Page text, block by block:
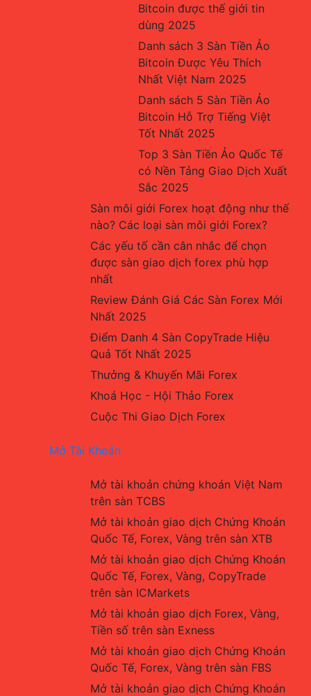
Bitcoin được thế giới tin
dùng 2025
Danh sách 3 Sàn Tiền Ảo
Bitcoin Được Yêu Thích
Nhất Việt Nam 2025
Danh sách 5 Sàn Tiền Ảo
Bitcoin Hỗ Trợ Tiếng Việt
Tốt Nhất 2025
Top 3 Sàn Tiền Ảo Quốc Tế
có Nền Tảng Giao Dịch Xuất
Sắc 2025
Sàn môi giới Forex hoạt động như thế
nào? Các loại sàn môi giới Forex?
Các yếu tố cần cân nhắc để chọn
được sàn giao dịch forex phù hợp
nhất
Review Đánh Giá Các Sàn Forex Mới
Nhất 2025
Điểm Danh 4 Sàn CopyTrade Hiệu
Quả Tốt Nhất 2025
Thưởng & Khuyến Mãi Forex
Khoá Học - Hội Thảo Forex
Cuộc Thi Giao Dịch Forex
Mở Tài Khoản
Mở tài khoản chứng khoán Việt Nam
trên sàn TCBS
Mở tài khoản giao dịch Chứng Khoán
Quốc Tế, Forex, Vàng trên sàn XTB
Mở tài khoản giao dịch Chứng Khoán
Quốc Tế, Forex, Vàng, CopyTrade
trên sàn ICMarkets
Mở tài khoản giao dịch Forex, Vàng,
Tiền số trên sàn Exness
Mở tài khoản giao dịch Chứng Khoán
Quốc Tế, Forex, Vàng trên sàn FBS
Mở tài khoản giao dịch Chứng Khoán